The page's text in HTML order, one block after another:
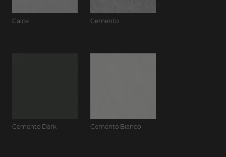
Calce Cemento
Cemento Dark Cemento Bianco